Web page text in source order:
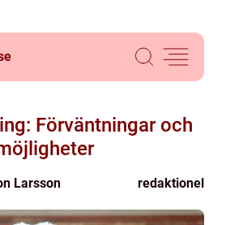
Förväntningar och
Larsson redaktionel